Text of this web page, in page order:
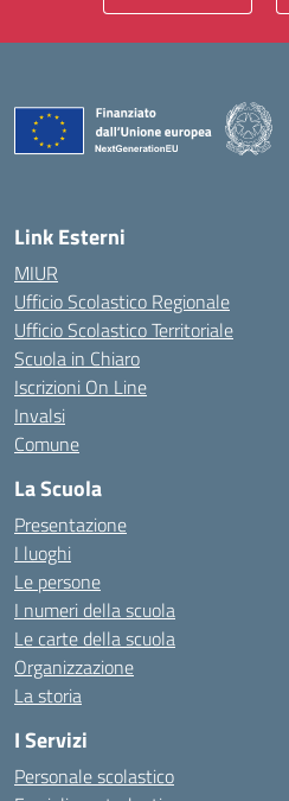
Link Esterni
MIUR
Ufficio Scolastico Regionale
Ufficio Scolastico Territoriale
Scuola in Chiaro
Iscrizioni On Line
Invalsi
Comune
La Scuola
Presentazione
I luoghi
Le persone
I numeri della scuola
Le carte della scuola
Organizzazione
La storia
I Servizi
Personale scolastico